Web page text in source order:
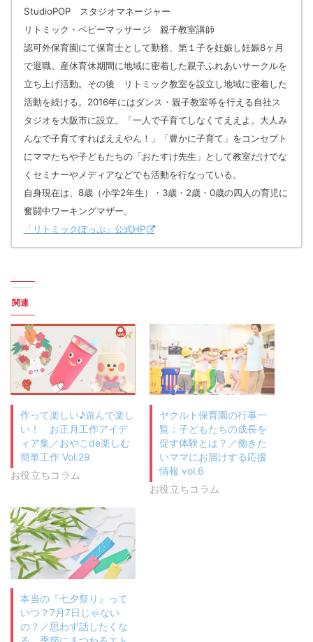
StudioPOP スタジオマネージャー
リトミック・ベビーマッサージ 親子教室講師
認可外保育園にて保育士として勤務、第１子を妊娠し妊娠8ヶ月
で退職。産休育休期間に地域に密着した親子ふれあいサークルを
立ち上げ活動。その後 リトミック教室を設立し地域に密着した
活動を続ける。2016年にはダンス・親子教室等を行える自社ス
タジオを大阪市に設立。「一人で子育てしなくてええよ。大人み
んなで子育てすればええやん！」「豊かに子育て」をコンセプト
にママたちや子どもたちの「おたすけ先生」として教室だけでな
くセミナーやメディアなどでも活動を行なっている。
自身現在は、8歳（小学2年生）・3歳・2歳・0歳の四人の育児に
奮闘中ワーキングマザー。
「リトミックぽっぷ」公式HP
関連
作って楽しい♪遊んで楽し
い！ お正月工作アイデ
ィア集／おやこde楽しむ
簡単工作 Vol.29
お役立ちコラム
ヤクルト保育園の行事一
覧：子どもたちの成長を
促す体験とは？／働きた
いママにお届けする応援
情報 vol.6
お役立ちコラム
本当の『七夕祭り』って
いつ？7月7日じゃない
の？／思わず話したくな